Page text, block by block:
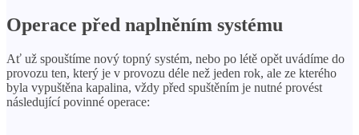
Operace před naplněním systému
Ať už spouštíme nový topný systém, nebo po létě opět uvádíme do
provozu ten, který je v provozu déle než jeden rok, ale ze kterého
byla vypuštěna kapalina, vždy před spuštěním je nutné provést
následující povinné operace: